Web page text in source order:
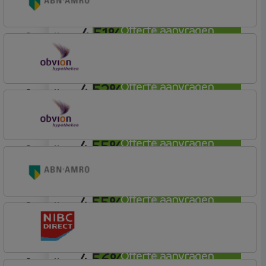
Offerte aanvragen
4,51%
Offerte aanvragen
aflosvrij
4,52%
Offerte aanvragen
ABN AMRO Bank
Budget (Incl. Korting)
aflosvrij
4,55%
Offerte aanvragen
OBVION Hypotheken
Woon Hypotheek
aflosvrij
4,55%
Offerte aanvragen
Woon Hypotheek
aflosvrij
4,56%
ABN AMRO Bank
Budget (Incl. Korting)
aflosvrij